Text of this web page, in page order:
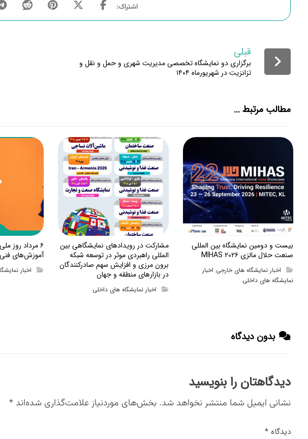
قبلی
برگزاری دو نمایشگاه تخصصی مدیریت شهری و حمل و نقل و
تزانزیت در شهریورماه ۱۴۰۴
مطالب مرتبط ...
بیست و دومین نمایشگاه بین المللی
صنعت حلال مالزی MIHAS ۲۰۲۶
اخبار نمایشگاه های خارجی, اخبار
نمایشگاه های داخلی
مشارکت در رویدادهای نمایشگاهی بین
المللی راهبردی موثر در توسعه شبکه
برون مرزی و افزایش سهم صادرکنندگان
در بازارهای منطقه و جهان
اخبار نمایشگاه های داخلی
۶ مرداد روز
آموزش‌های فنی
اخبار
بدون دیدگاه
دیدگاهتان را بنویسید
نشانی ایمیل شما منتشر نخواهد شد. بخش‌های موردنیاز علامت‌گذاری شده‌اند *
دیدگاه *